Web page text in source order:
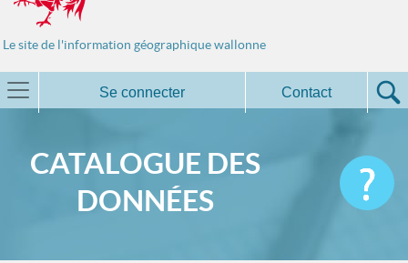
Le site de l'information géographique wallonne
Se connecter Contact
CATALOGUE DES
DONNÉES